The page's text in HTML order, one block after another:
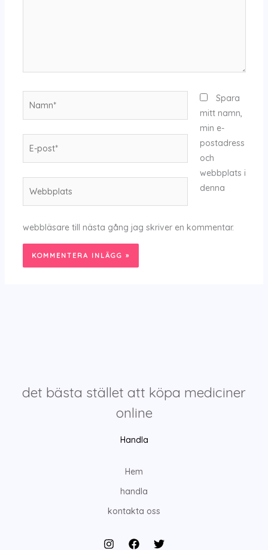
post*
Spara
mitt namn,
min e-
postadress
och
webbplats i
denna
webbläsare till nästa gång jag skriver en kommentar.
det bästa stället att köpa mediciner
online
Handla
Hem
handla
kontakta oss